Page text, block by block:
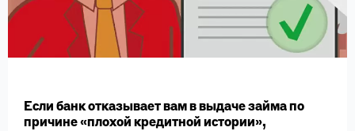
Если банк отказывает вам в выдаче займа по
причине «плохой кредитной истории»,
Оформить заявку
Войти под другим номером
Ответы
вопросы